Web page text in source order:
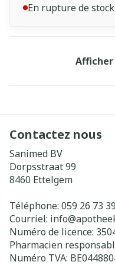
En rupture de stock
Afficher
Contactez nous
Sanimed BV
Dorpsstraat 99
8460 Ettelgem
Téléphone: 059 26 73 39
Courriel: info@
Numéro de licence:
Pharmacien
Numéro TVA: